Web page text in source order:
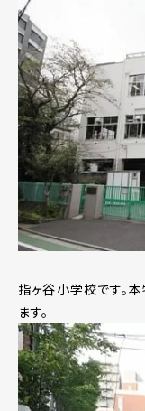
指ヶ谷小学校です。
ます。